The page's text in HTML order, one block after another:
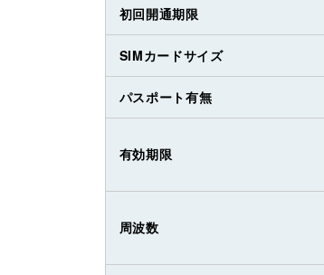
初回開通期限
SIMカードサイズ
パスポート有無
有効期限
周波数